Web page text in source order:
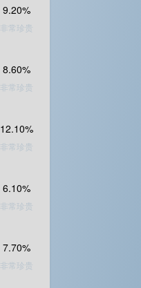
9.20%
非常珍贵
8.60%
非常珍贵
12.10%
非常珍贵
6.10%
非常珍贵
7.70%
非常珍贵